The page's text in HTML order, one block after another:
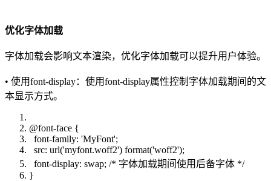
优化字体加载
字体加载会影响文本渲染，优化字体加载可以提升用户体验。
• 使用font-display：使用font-display属性控制字体加载期间的文
本显示方式。
@font-face {
font-family: 'MyFont';
src: url('myfont.woff2') format('woff2');
font-display: swap; /* 字体加载期间使用后备字体 */
}